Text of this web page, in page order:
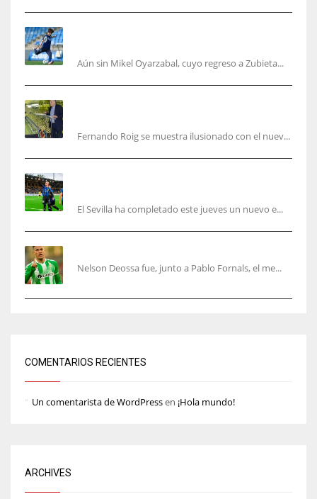
Aún sin Mikel Oyarzabal, cuyo regreso a Zubieta...
Fernando Roig se muestra ilusionado con el nuev...
El Sevilla ha completado este jueves un nuevo e...
Nelson Deossa fue, junto a Pablo Fornals, el me...
COMENTARIOS RECIENTES
Un comentarista de WordPressen ¡Hola mundo!
ARCHIVES